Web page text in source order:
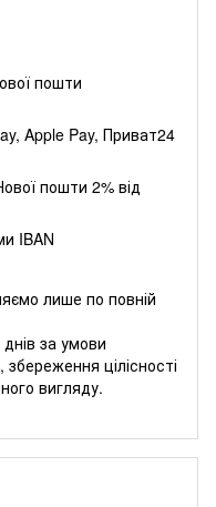
пошти
Apple Pay, Приват24
пошти 2% від
IBAN
лише по повній
за умови
збереження цілісності
вигляду.